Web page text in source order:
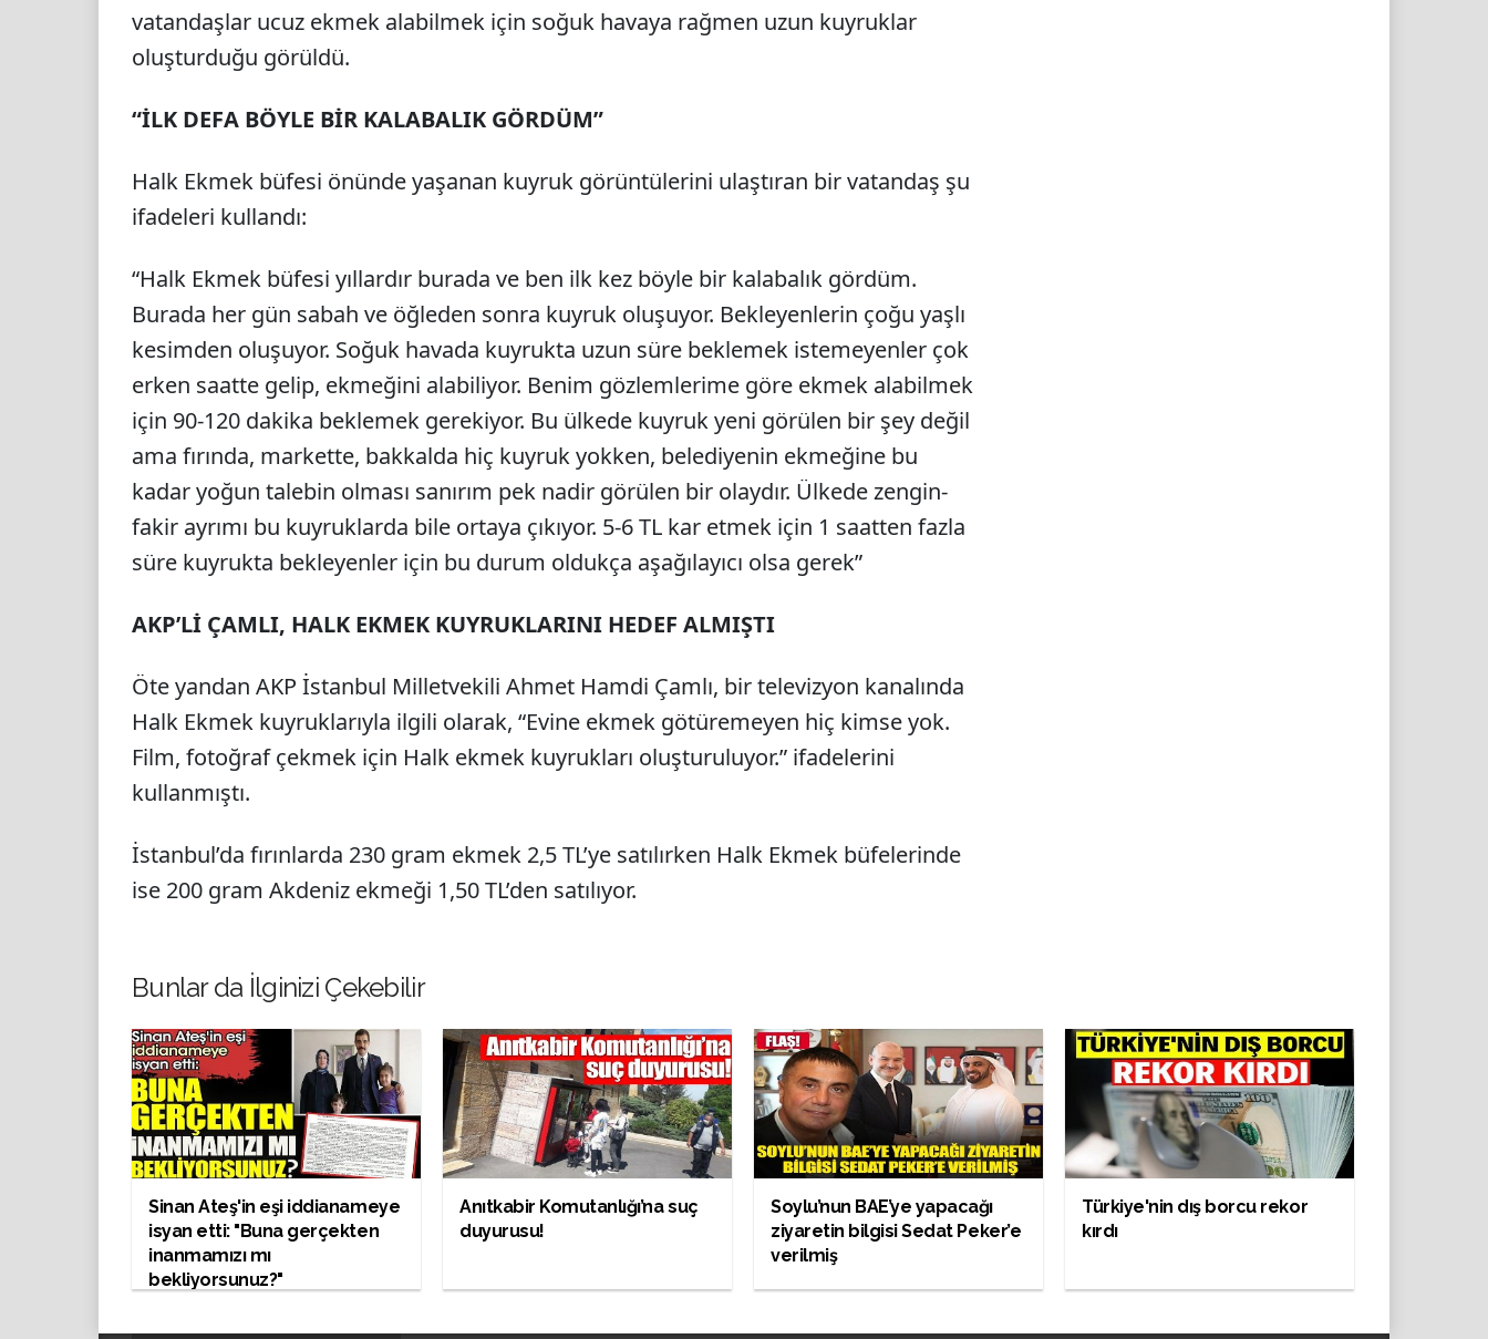
vatandaşlar ucuz ekmek alabilmek için soğuk havaya rağmen uzun kuyruklar
oluşturduğu görüldü.
“İLK DEFA BÖYLE BİR KALABALIK GÖRDÜM”
Halk Ekmek büfesi önünde yaşanan kuyruk görüntülerini ulaştıran bir vatandaş şu
ifadeleri kullandı:
“Halk Ekmek büfesi yıllardır burada ve ben ilk kez böyle bir kalabalık gördüm.
Burada her gün sabah ve öğleden sonra kuyruk oluşuyor. Bekleyenlerin çoğu yaşlı
kesimden oluşuyor. Soğuk havada kuyrukta uzun süre beklemek istemeyenler çok
erken saatte gelip, ekmeğini alabiliyor. Benim gözlemlerime göre ekmek alabilmek
için 90-120 dakika beklemek gerekiyor. Bu ülkede kuyruk yeni görülen bir şey değil
ama fırında, markette, bakkalda hiç kuyruk yokken, belediyenin ekmeğine bu
kadar yoğun talebin olması sanırım pek nadir görülen bir olaydır. Ülkede zengin-
fakir ayrımı bu kuyruklarda bile ortaya çıkıyor. 5-6 TL kar etmek için 1 saatten fazla
süre kuyrukta bekleyenler için bu durum oldukça aşağılayıcı olsa gerek”
AKP’Lİ ÇAMLI, HALK EKMEK KUYRUKLARINI HEDEF ALMIŞTI
Öte yandan AKP İstanbul Milletvekili Ahmet Hamdi Çamlı, bir televizyon kanalında
Halk Ekmek kuyruklarıyla ilgili olarak, “Evine ekmek götüremeyen hiç kimse yok.
Film, fotoğraf çekmek için Halk ekmek kuyrukları oluşturuluyor.” ifadelerini
kullanmıştı.
İstanbul’da fırınlarda 230 gram ekmek 2,5 TL’ye satılırken Halk Ekmek büfelerinde
ise 200 gram Akdeniz ekmeği 1,50 TL’den satılıyor.
Bunlar da İlginizi Çekebilir
Sinan Ateş'in eşi iddianameye
isyan etti: "Buna gerçekten
inanmamızı mı
bekliyorsunuz?"
Anıtkabir Komutanlığı’na suç
duyurusu!
Soylu’nun BAE’ye yapacağı
ziyaretin bilgisi Sedat Peker’e
verilmiş
Türkiye'nin dış borcu rekor
kırdı